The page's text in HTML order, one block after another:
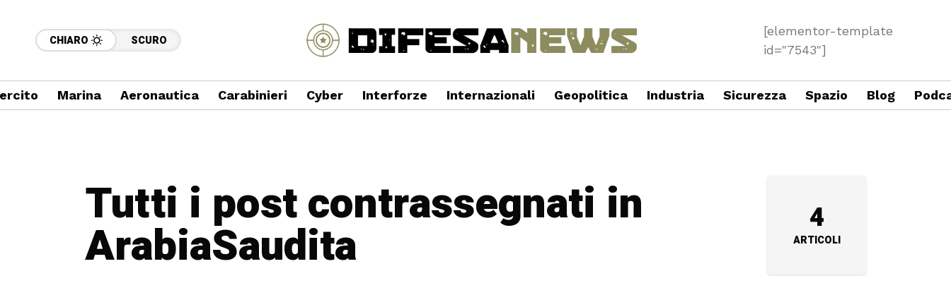
CHIARO SCURO
[elementor-template
id="7543"]
Marina Aeronautica Carabinieri Cyber Interforze Internazionali Geopolitica Industria Sicurezza Spazio Blog
Tutti i post contrassegnati in
ArabiaSaudita 4
ARTICOLI